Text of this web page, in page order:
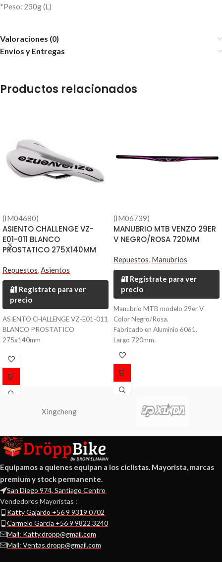
*Peso: 230g (L)
Valoraciones (0)
Envíos y Entregas
Productos relacionados
(IM04680)
ASIENTO CHALLENGE VZ-
E01-011 BLANCO
PROSTATICO 275X140MM
Repuestos,Asientos
🔐 Regístrate para ver
precio
ASIENTO CHALLENGE VZ-E01-011
BLANCO PROSTATICO
275x140mm
(IM06739)
MANUBRIO MTB VENZO 29ER
V NEGRO/ROSA 720MM
Repuestos, Manubrios
🔐 Regístrate para ver
precio
Manubrio MTB modelo 29er V
Color Negro/Rosa.
Fabricado en Aluminio 6061.
Largo 720mm.
Diametro 35mm.
Peso 280 grs.
Xingcheng
Equipamos a quienes equipan a los ciclistas. Mayorista, marcas
premium y stock permanente.
San Diego 974, Santiago Centro
Vendedores Mayoristas :
Katty Gajardo +56 9 9319 0702
Carmelo Garcia +56 9 9822 3240
Mail: Katty.dropp@gmail.com
Mail: Ventas.dropp@gmail.com